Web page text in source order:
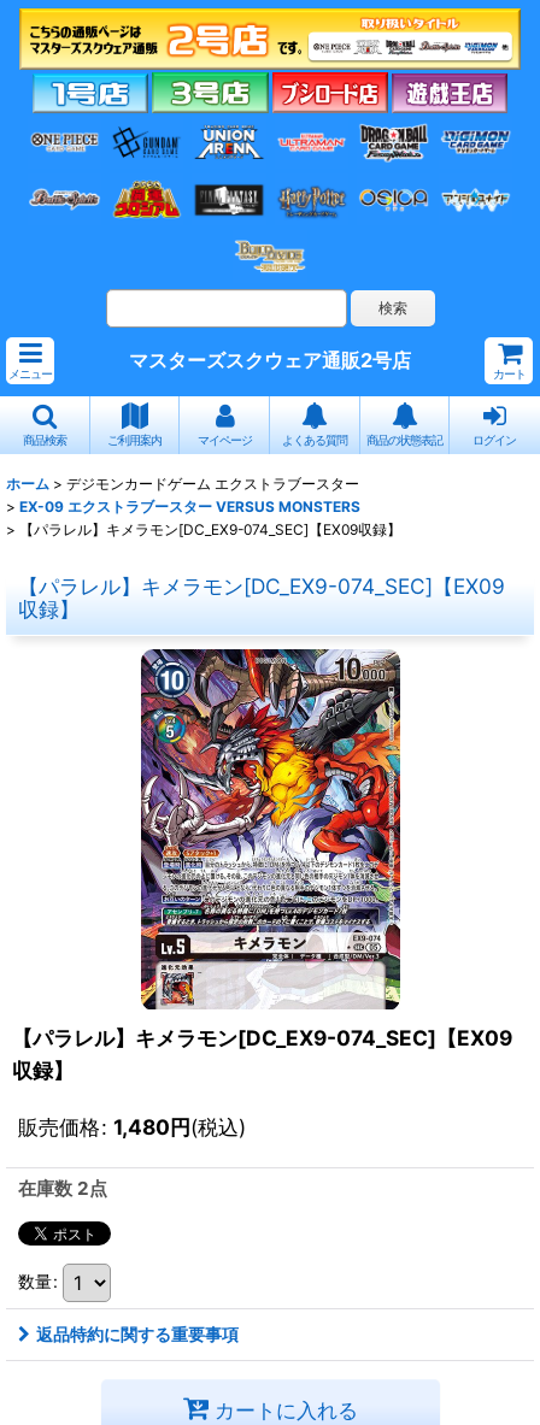
メニュー
マスターズスクウェア通販2号店
カート
商品検索 ご利用案内 マイページ よくある質問 商品の状態表記 ログイン
ホーム > デジモンカードゲーム エクストラブースター
> EX-09 エクストラブースター VERSUS MONSTERS
>
【パラレル】キメラモン[DC_EX9-074_SEC]【EX09収録】
【パラレル】キメラモン[DC_EX9-074_SEC]【EX09
収録】
【パラレル】キメラモン[DC_EX9-074_SEC]【EX09
収録】
販売価格: 1,480円(税込)
在庫数 2点
数量:
返品特約に関する重要事項
カートに入れる